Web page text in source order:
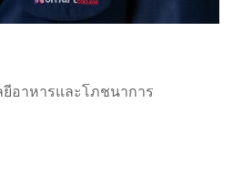
อาหารและโภชนาการ